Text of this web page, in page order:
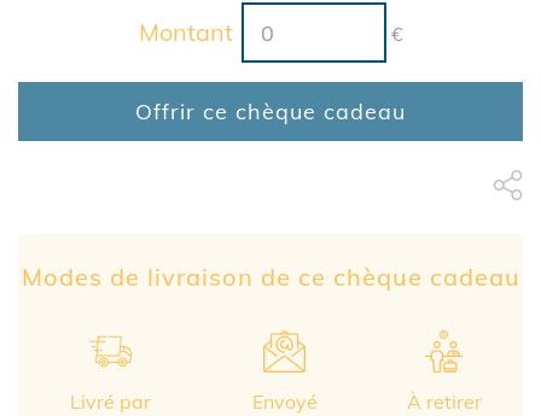
Montant €
Offrir ce chèque cadeau
Modes de livraison de ce chèque cadeau
Livré par
Envoyé
À retirer